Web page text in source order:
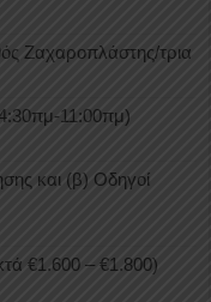
Ζαχαροπλάστης/τρια
11:00πμ)
και (β) Οδηγοί
€1.600 – €1.800)